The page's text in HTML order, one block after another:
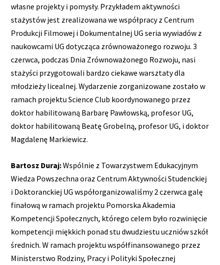
własne projekty i pomysły. Przykładem aktywności
stażystów jest zrealizowana we współpracy z Centrum
Produkcji Filmowej i Dokumentalnej UG seria wywiadów z
naukowcami UG dotycząca zrównoważonego rozwoju. 3
czerwca, podczas Dnia Zrównoważonego Rozwoju, nasi
stażyści przygotowali bardzo ciekawe warsztaty dla
młodzieży licealnej. Wydarzenie zorganizowane zostało w
ramach projektu Science Club koordynowanego przez
doktor habilitowaną Barbarę Pawłowską, profesor UG,
doktor habilitowaną Beatę Grobelną, profesor UG, i doktor
Magdalenę Markiewicz.
Bartosz Duraj:Wspólnie z Towarzystwem Edukacyjnym
Wiedza Powszechna oraz Centrum Aktywności Studenckiej
i Doktoranckiej UG współorganizowaliśmy 2 czerwca galę
finałową w ramach projektu Pomorska Akademia
Kompetencji Społecznych, którego celem było rozwinięcie
kompetencji miękkich ponad stu dwudziestu uczniów szkół
średnich. W ramach projektu współfinansowanego przez
Ministerstwo Rodziny, Pracy i Polityki Społecznej